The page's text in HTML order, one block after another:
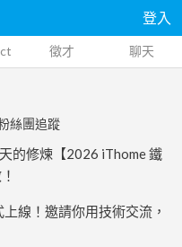
登入
徵才 聊天
絲團追蹤
的修煉【2026 iThome 鐵
線！邀請你用技術交流，